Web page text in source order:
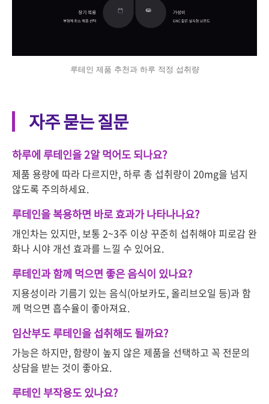
루테인 제품 추천과 하루 적정 섭취량
자주 묻는 질문
하루에 루테인을 2알 먹어도 되나요?
제품 용량에 따라 다르지만, 하루 총 섭취량이 20mg을 넘지
않도록 주의하세요.
루테인을 복용하면 바로 효과가 나타나나요?
개인차는 있지만, 보통 2~3주 이상 꾸준히 섭취해야 피로감 완
화나 시야 개선 효과를 느낄 수 있어요.
루테인과 함께 먹으면 좋은 음식이 있나요?
지용성이라 기름기 있는 음식(아보카도, 올리브오일 등)과 함
께 먹으면 흡수율이 좋아져요.
임산부도 루테인을 섭취해도 될까요?
가능은 하지만, 함량이 높지 않은 제품을 선택하고 꼭 전문의
상담을 받는 것이 좋아요.
루테인 부작용도 있나요?